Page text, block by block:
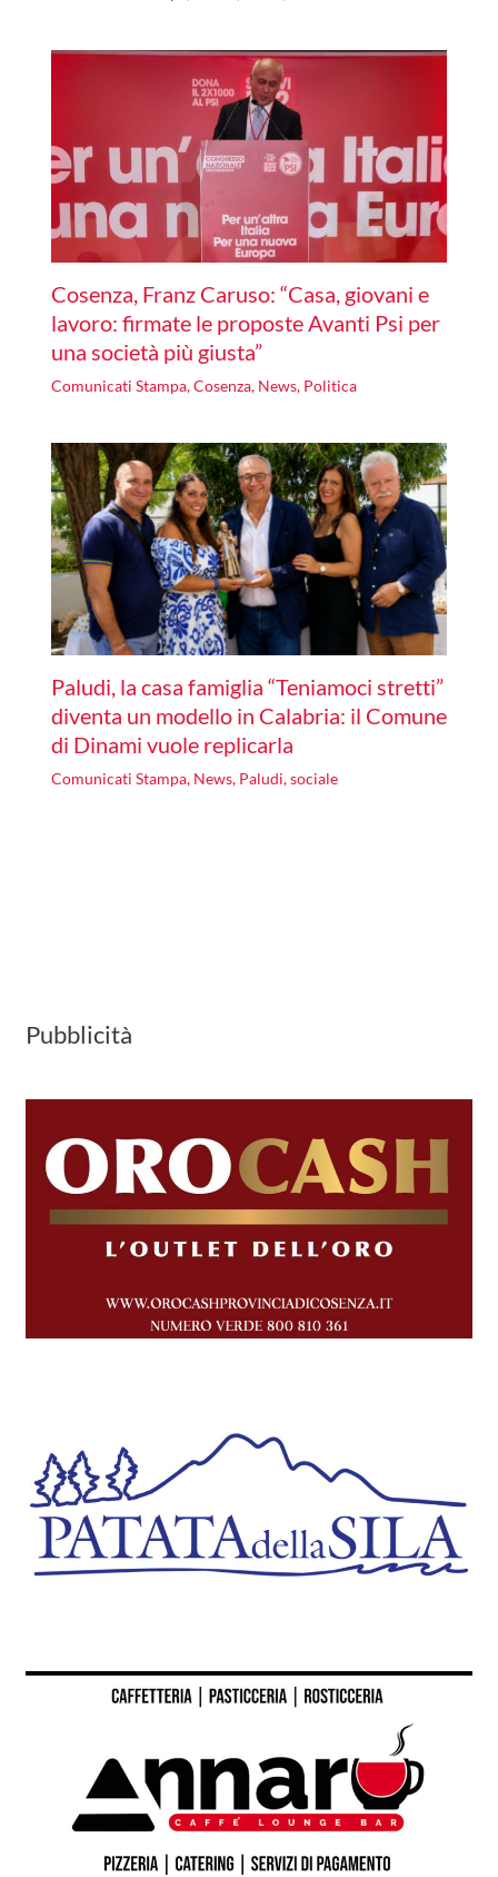
Cosenza, Franz Caruso: “Casa, giovani e
lavoro: firmate le proposte Avanti Psi per
una società più giusta”
Comunicati Stampa,Cosenza, News, Politica
Paludi, la casa famiglia “Teniamoci stretti”
diventa un modello in Calabria: il Comune
di Dinami vuole replicarla
Comunicati Stampa, News, Paludi,sociale
Pubblicità